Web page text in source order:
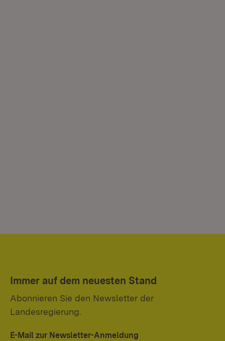
Immer auf dem neuesten Stand
Abonnieren Sie den Newsletter der
Landesregierung.
E-Mail zur Newsletter-Anmeldung